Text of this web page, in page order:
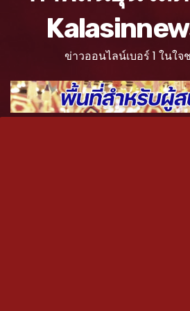
ข่าวออนไลน์เบอร์ 1 ในใ